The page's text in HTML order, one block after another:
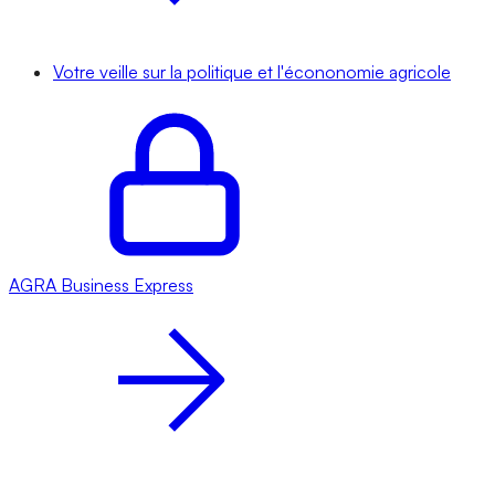
Votre veille sur la politique et l'écononomie agricole
AGRA Business Express